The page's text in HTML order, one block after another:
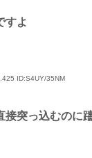
すよ
ID:S4UY/35NM
接突っ込むのに